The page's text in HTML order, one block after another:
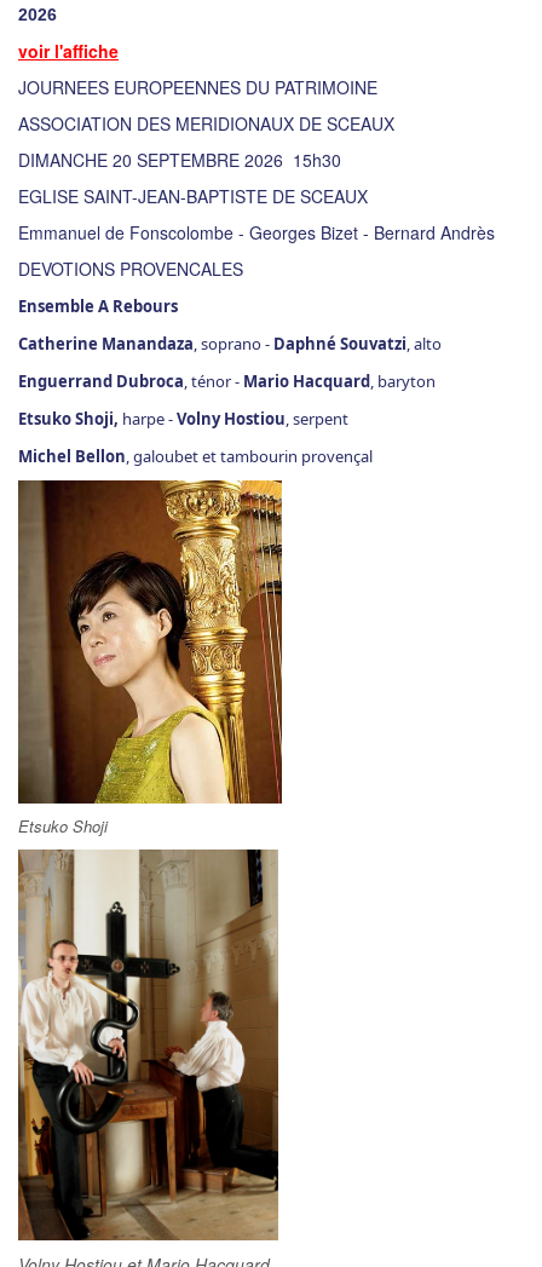
2026
voir l'affiche
JOURNEES EUROPEENNES DU PATRIMOINE
ASSOCIATION DES MERIDIONAUX DE SCEAUX
DIMANCHE 20 SEPTEMBRE 2026 15h30
EGLISE SAINT-JEAN-BAPTISTE DE SCEAUX
Emmanuel de Fonscolombe - Georges Bizet - Bernard Andrès
DEVOTIONS PROVENCALES
Ensemble A Rebours
Catherine Manandaza, soprano - Daphné Souvatzi, alto
Enguerrand Dubroca, ténor - Mario Hacquard, baryton
Etsuko Shoji, harpe -Volny Hostiou, serpent
Michel Bellon, galoubet et tambourin provençal
Etsuko Shoji